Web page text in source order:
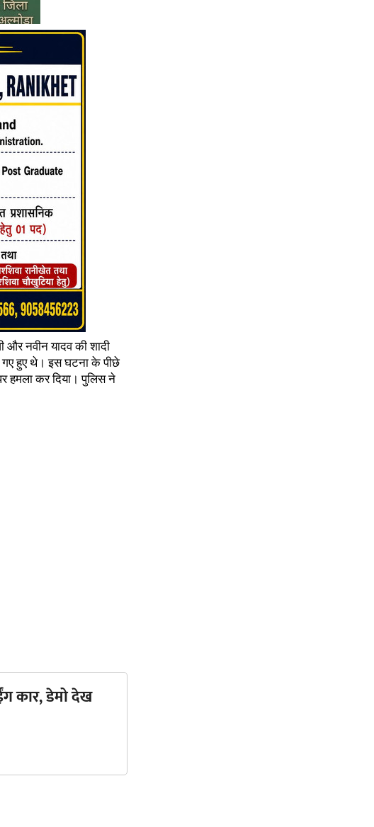
और नवीन यादव की शादी
हुए थे। इस घटना के पीछे
हमला कर दिया। पुलिस ने
कार, डेमो देख